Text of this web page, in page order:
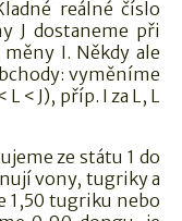
reálné číslo
J dostaneme při
I. Někdy ale
vyměníme
< J), příp. I za L, L
ze státu 1 do
vony, tugriky a
1,50 tugriku nebo